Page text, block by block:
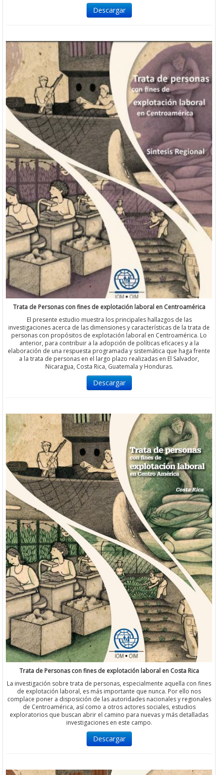
Descargar
Trata de Personas con fines de explotación laboral en Centroamérica
El presente estudio muestra los principales hallazgos de las
investigaciones acerca de las dimensiones y características de la trata de
personas con propósitos de explotación laboral en Centroamérica. Lo
anterior, para contribuir a la adopción de políticas eficaces y a la
elaboración de una respuesta programada y sistemática que haga frente
a la trata de personas en el largo plazo realizadas en El Salvador,
Nicaragua, Costa Rica, Guatemala y Honduras.
Descargar
Trata de Personas con fines de explotación laboral en Costa Rica
La investigación sobre trata de personas, especialmente aquella con fines
de explotación laboral, es más importante que nunca. Por ello nos
complace poner a disposición de las autoridades nacionales y regionales
de Centroamérica, así como a otros actores sociales, estudios
exploratorios que buscan abrir el camino para nuevas y más detalladas
investigaciones en este campo.
Descargar